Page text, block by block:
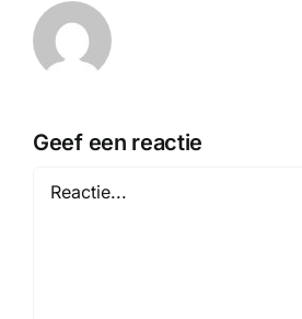
Geef een reactie
Reactie